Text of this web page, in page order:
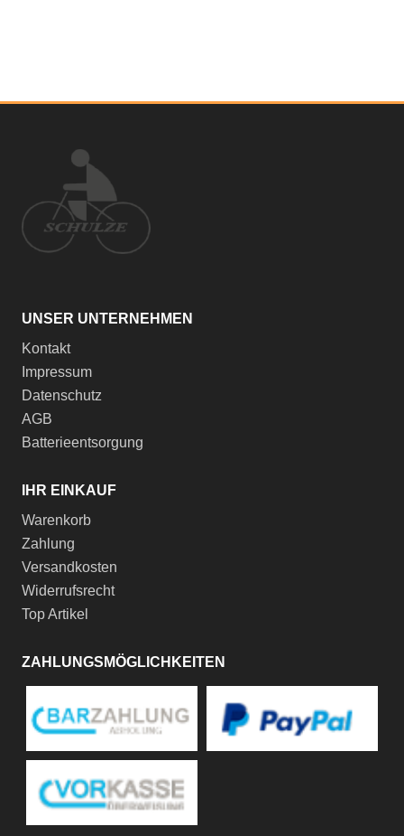
UNSER UNTERNEHMEN
Kontakt
Impressum
Datenschutz
AGB
Batterieentsorgung
IHR EINKAUF
Warenkorb
Zahlung
Versandkosten
Widerrufsrecht
Top Artikel
ZAHLUNGSMÖGLICHKEITEN